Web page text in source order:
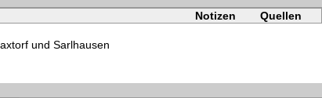
Notizen
Quellen
und Sarlhausen